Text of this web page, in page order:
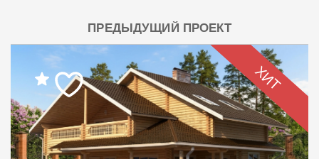
ПРЕДЫДУЩИЙ ПРОЕКТ
ХИТ